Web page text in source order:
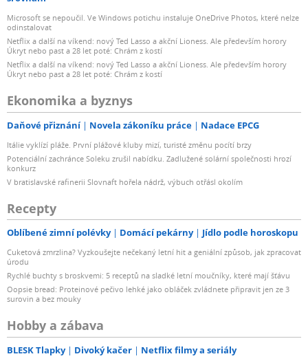
Microsoft se nepoučil. Ve Windows potichu instaluje OneDrive Photos, které nelze
odinstalovat
Netflix a další na víkend: nový Ted Lasso a akční Lioness. Ale především horory
Úkryt nebo past a 28 let poté: Chrám z kostí
Netflix a další na víkend: nový Ted Lasso a akční Lioness. Ale především horory
Úkryt nebo past a 28 let poté: Chrám z kostí
Ekonomika a byznys
Daňové přiznání Novela zákoníku práce Nadace EPCG
Itálie vyklízí pláže. První plážové kluby mizí, turisté změnu pocítí brzy
Potenciální zachránce Soleku zrušil nabídku. Zadlužené solární společnosti hrozí
konkurz
V bratislavské rafinerii Slovnaft hořela nádrž, výbuch otřásl okolím
Recepty
Oblíbené zimní polévky Domácí pekárny Jídlo podle horoskopu
Cuketová zmrzlina? Vyzkoušejte nečekaný letní hit a geniální způsob, jak zpracovat
úrodu
Rychlé buchty s broskvemi: 5 receptů na sladké letní moučníky, které mají šťávu
Oopsie bread: Proteinové pečivo lehké jako obláček zvládnete připravit jen ze 3
surovin a bez mouky
Hobby a zábava
BLESK Tlapky Divoký kačer Netflix filmy a seriály